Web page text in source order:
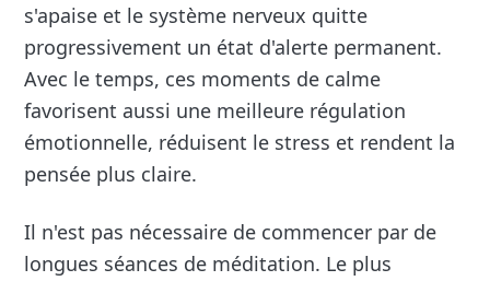
s'apaise et le système nerveux quitte
progressivement un état d'alerte permanent.
Avec le temps, ces moments de calme
favorisent aussi une meilleure régulation
émotionnelle, réduisent le stress et rendent la
pensée plus claire.
Il n'est pas nécessaire de commencer par de
longues séances de méditation. Le plus